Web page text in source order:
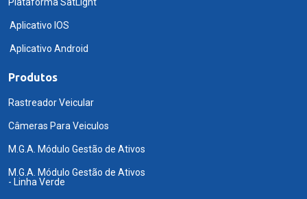
Aplicativo IOS
Aplicativo Android
Produtos
Rastreador Veicular
Câmeras Para Veiculos
M.G.A. Módulo Gestão de Ativos
M.G.A. Módulo Gestão de Ativos
- Linha Verde